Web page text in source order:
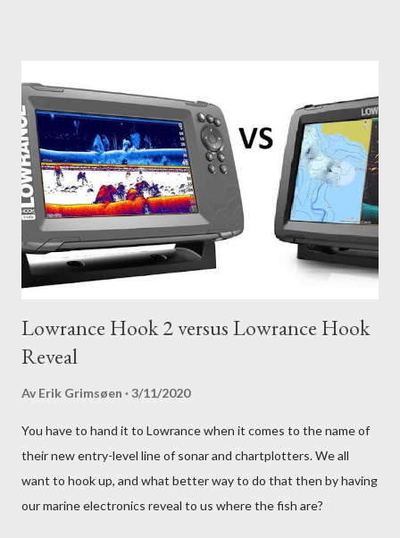
Lowrance Hook 2 versus Lowrance Hook
Reveal
Av Erik Grimsøen 3/11/2020
You have to hand it to Lowrance when it comes to the name of
their new entry-level line of sonar and chartplotters. We all
want to hook up, and what better way to do that then by having
our marine electronics reveal to us where the fish are?